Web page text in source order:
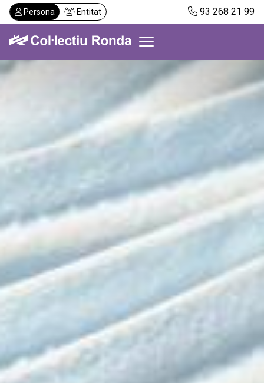
Vés
al
contingut
Persona Entitat 93 268 21 99
Demanar visita
ES